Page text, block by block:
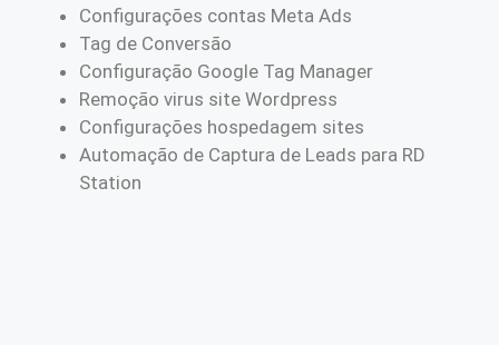
Configurações contas Meta Ads
Tag de Conversão
Configuração Google Tag Manager
Remoção virus site Wordpress
Configurações hospedagem sites
Automação de Captura de Leads para RD
Station